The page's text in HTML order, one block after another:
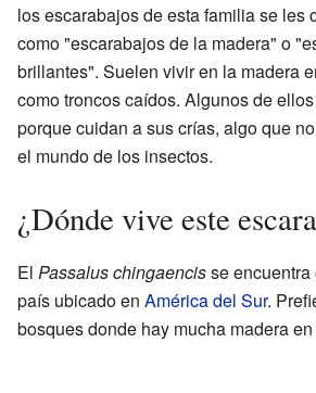
los escarabajos de esta familia se les
como "escarabajos de la madera" o
brillantes". Suelen vivir en la madera
como troncos caídos. Algunos de
porque cuidan a sus crías, algo que
el mundo de los insectos.
¿Dónde vive este
El Passalus chingaencisse encuentra
país ubicado en América del Sur.
bosques donde hay mucha madera